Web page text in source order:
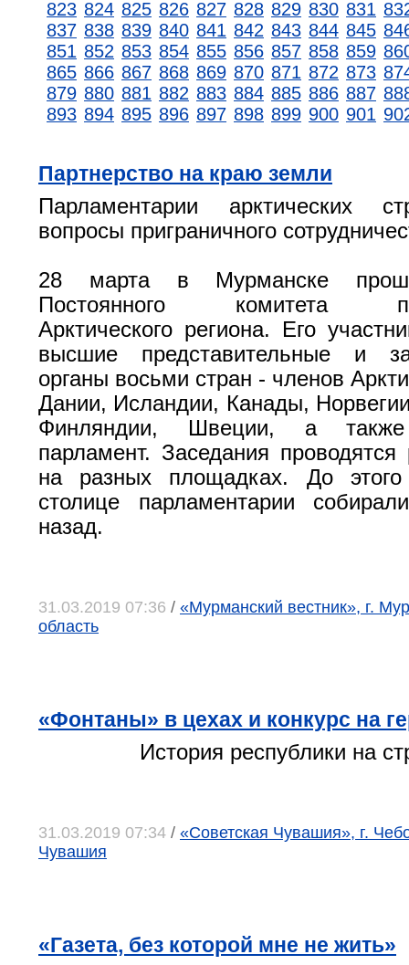
823 824 825 826 827 828 829 830 831
837 838 839 840 841 842 843 844 845
851 852 853 854 855 856 857 858 859
865 866 867 868 869 870 871 872 873
879 880 881 882 883 884 885 886 887
893 894 895 896 897 898 899 900 901
Партнерство на краю земли
Парламентарии арктических
вопросы приграничного
28 марта в Мурманске
Постоянного комитета
Арктического региона. Его
высшие представительные и
органы восьми стран - членов
Дании, Исландии, Канады,
Финляндии, Швеции, а также
парламент. Заседания
на разных площадках. До
столице парламентарии
назад.
31.03.2019 07:36 / «Мурманский вестник», г.
область
«Фонтаны» в цехах и конкурс на
История республики на
31.03.2019 07:34 / «Советская Чувашия», г.
Чувашия
«Газета, без которой мне не жить»